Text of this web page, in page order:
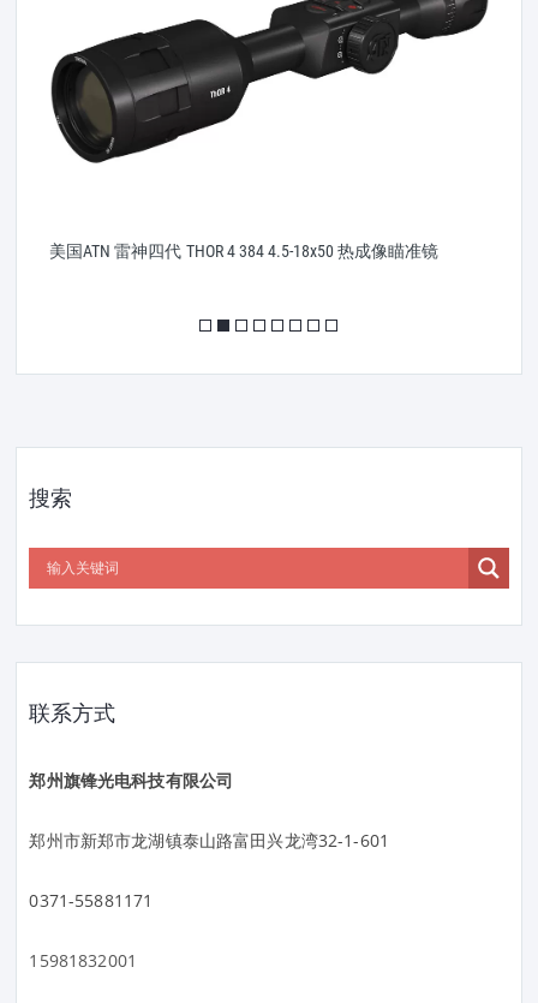
美国ATN 雷神四代 THOR 4 384 4.5-18x50 热成像瞄准镜
搜索
联系方式
郑州旗锋光电科技有限公司
郑州市新郑市龙湖镇泰山路富田兴龙湾32-1-601
0371-55881171
15981832001